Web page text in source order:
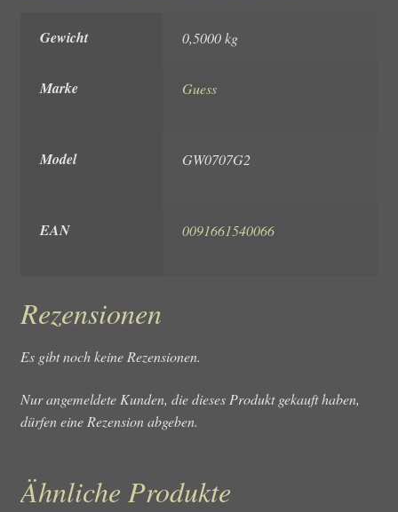
Gewicht 0,5000 kg
Marke Guess
Model GW0707G2
EAN 0091661540066
Rezensionen
Es gibt noch keine Rezensionen.
Nur angemeldete Kunden, die dieses Produkt gekauft haben,
dürfen eine Rezension abgeben.
Ähnliche Produkte